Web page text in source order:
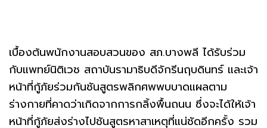
เบื้องต้นพนักงานสอบสวนของ สภ.บางพลี ได้รับร่วม
กับแพทย์นิติเวช สถาบันรามาธิบดีจักรีนฤบดินทร์ และเจ้า
หน้าที่กู้ภัยร่วมกันชันสูตรพลิกศพพบบาดแผลตาม
ร่างกายที่คาดว่าเกิดจากการกลิ้งพื้นถนน ซึ่งจะได้ให้เจ้า
หน้าที่กู้ภัยส่งร่างไปชันสูตรหาสาเหตุที่แน่ชัดอีกครั้ง รวม